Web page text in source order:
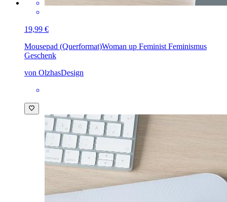
19,99 €
Mousepad (Querformat)Woman up Feminist Feminismus
Geschenk
von OlzhasDesign